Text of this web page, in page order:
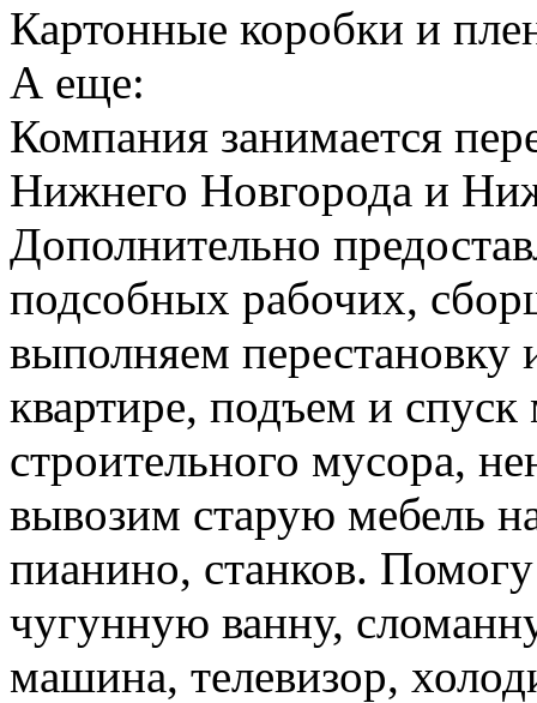
Картонные коробки и
А еще:
Компания занимается
Нижнего Новгорода и
Дополнительно
подсобных рабочих,
выполняем перестановку
квартире, подъем и спуск
строительного мусора,
вывозим старую мебель
пианино, станков.
чугунную ванну,
машина, телевизор,